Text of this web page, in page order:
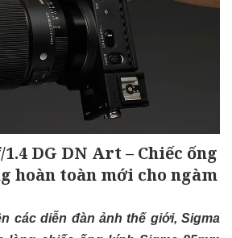
DG DN Art – Chiếc ống
hoàn toàn mới cho ngàm
các diễn đàn ảnh thế giới, Sigma